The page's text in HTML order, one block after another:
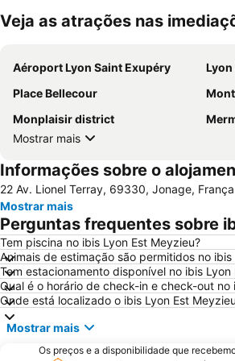
Veja as atrações nas
Aéroport Lyon Saint Exupéry
Place Bellecour
Monplaisir district
Mostrar mais
Informações sobre o
22 Av. Lionel Terray, 69330, Jonage, França
Mostrar mais
Perguntas frequentes sobre
Tem piscina no ibis Lyon Est Meyzieu?
Animais de estimação são permitidos no ibis
Tem estacionamento disponível no ibis Lyon
Qual é o horário de check-in e check-out no
Onde está localizado o ibis Lyon Est
Mostrar mais
Os preços e a disponibilidade que